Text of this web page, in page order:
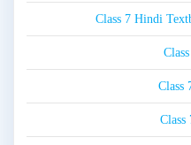
Class 7 Hindi
Class
Class